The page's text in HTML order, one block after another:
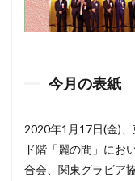
今月の表紙
2020年1月17日(金)
ド階「麗の間」にお
合会、関東グラビア